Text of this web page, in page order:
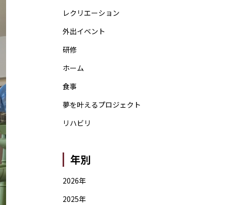
レクリエーション
外出イベント
研修
ホーム
食事
夢を叶えるプロジェクト
リハビリ
年別
2026年
2025年